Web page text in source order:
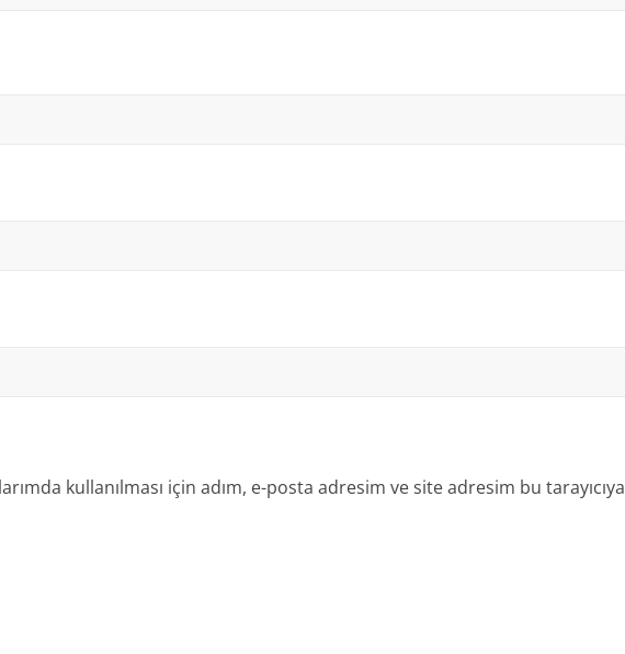
kullanılması için adım, e-posta adresim ve site adresim bu tarayıcıya